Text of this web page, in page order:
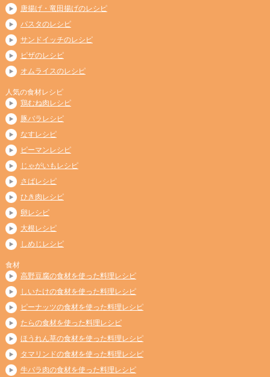
唐揚げ・竜田揚げのレシピ
パスタのレシピ
サンドイッチのレシピ
ピザのレシピ
オムライスのレシピ
人気の食材レシピ
鶏むね肉レシピ
豚バラレシピ
なすレシピ
ピーマンレシピ
じゃがいもレシピ
さばレシピ
ひき肉レシピ
卵レシピ
大根レシピ
しめじレシピ
食材
高野豆腐の食材を使った料理レシピ
しいたけの食材を使った料理レシピ
ピーナッツの食材を使った料理レシピ
たらの食材を使った料理レシピ
ほうれん草の食材を使った料理レシピ
タマリンドの食材を使った料理レシピ
牛バラ肉の食材を使った料理レシピ